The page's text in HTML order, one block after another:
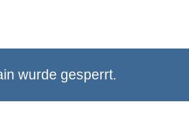
wurde gesperrt.